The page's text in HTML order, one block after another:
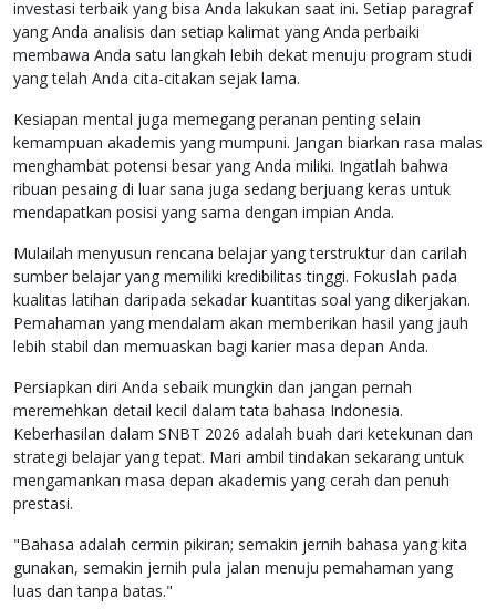
investasi terbaik yang bisa Anda lakukan saat ini. Setiap paragraf
yang Anda analisis dan setiap kalimat yang Anda perbaiki
membawa Anda satu langkah lebih dekat menuju program studi
yang telah Anda cita-citakan sejak lama.
Kesiapan mental juga memegang peranan penting selain
kemampuan akademis yang mumpuni. Jangan biarkan rasa malas
menghambat potensi besar yang Anda miliki. Ingatlah bahwa
ribuan pesaing di luar sana juga sedang berjuang keras untuk
mendapatkan posisi yang sama dengan impian Anda.
Mulailah menyusun rencana belajar yang terstruktur dan carilah
sumber belajar yang memiliki kredibilitas tinggi. Fokuslah pada
kualitas latihan daripada sekadar kuantitas soal yang dikerjakan.
Pemahaman yang mendalam akan memberikan hasil yang jauh
lebih stabil dan memuaskan bagi karier masa depan Anda.
Persiapkan diri Anda sebaik mungkin dan jangan pernah
meremehkan detail kecil dalam tata bahasa Indonesia.
Keberhasilan dalam SNBT 2026 adalah buah dari ketekunan dan
strategi belajar yang tepat. Mari ambil tindakan sekarang untuk
mengamankan masa depan akademis yang cerah dan penuh
prestasi.
"Bahasa adalah cermin pikiran; semakin jernih bahasa yang kita
gunakan, semakin jernih pula jalan menuju pemahaman yang
luas dan tanpa batas."